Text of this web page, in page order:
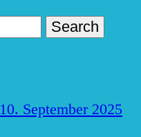
10. September 2025